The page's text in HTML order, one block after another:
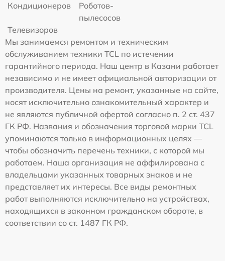
Кондиционеров
Роботов-
пылесосов
Телевизоров
Мы занимаемся ремонтом и техническим
обслуживанием техники TCL по истечении
гарантийного периода. Наш центр в Казани работает
независимо и не имеет официальной авторизации от
производителя. Цены на ремонт, указанные на сайте,
носят исключительно ознакомительный характер и
не являются публичной офертой согласно п. 2 ст. 437
ГК РФ. Названия и обозначения торговой марки TCL
упоминаются только в информационных целях —
чтобы обозначить перечень техники, с которой мы
работаем. Наша организация не аффилирована с
владельцами указанных товарных знаков и не
представляет их интересы. Все виды ремонтных
работ выполняются исключительно на устройствах,
находящихся в законном гражданском обороте, в
соответствии со ст. 1487 ГК РФ.